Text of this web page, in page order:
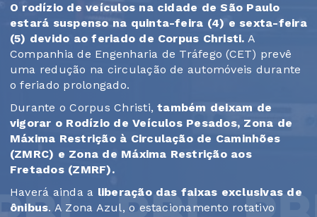
O rodízio de veículos na cidade de São Paulo
estará suspenso na quinta-feira (4) e sexta-feira
(5) devido ao feriado de Corpus Christi. A
Companhia de Engenharia de Tráfego (CET) prevê
uma redução na circulação de automóveis durante
o feriado prolongado.
Durante o Corpus Christi,também deixam de
vigorar o Rodízio de Veículos Pesados, Zona de
Máxima Restrição à Circulação de Caminhões
(ZMRC) e Zona de Máxima Restrição aos
Fretados (ZMRF).
Haverá ainda a liberação das faixas exclusivas de
ônibus. A Zona Azul, o estacionamento rotativo